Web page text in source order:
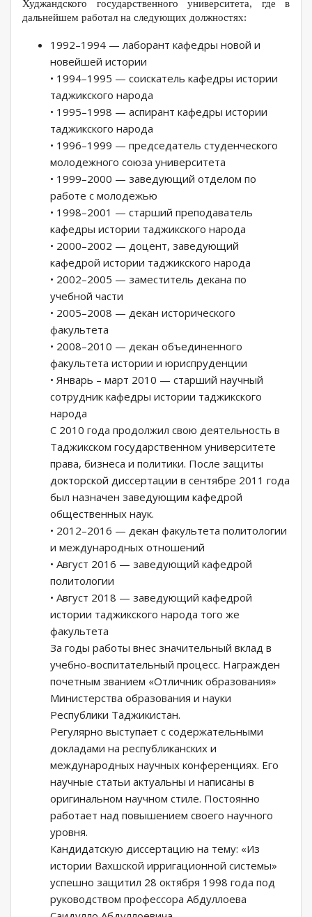
Худжандского государственного университета, где в
дальнейшем работал на следующих должностях:
1992–1994 — лаборант кафедры новой и
новейшей истории
• 1994–1995 — соискатель кафедры истории
таджикского народа
• 1995–1998 — аспирант кафедры истории
таджикского народа
• 1996–1999 — председатель студенческого
молодежного союза университета
• 1999–2000 — заведующий отделом по
работе с молодежью
• 1998–2001 — старший преподаватель
кафедры истории таджикского народа
• 2000–2002 — доцент, заведующий
кафедрой истории таджикского народа
• 2002–2005 — заместитель декана по
учебной части
• 2005–2008 — декан исторического
факультета
• 2008–2010 — декан объединенного
факультета истории и юриспруденции
• Январь – март 2010 — старший научный
сотрудник кафедры истории таджикского
народа
С 2010 года продолжил свою деятельность в
Таджикском государственном университете
права, бизнеса и политики. После защиты
докторской диссертации в сентябре 2011 года
был назначен заведующим кафедрой
общественных наук.
• 2012–2016 — декан факультета политологии
и международных отношений
• Август 2016 — заведующий кафедрой
политологии
• Август 2018 — заведующий кафедрой
истории таджикского народа того же
факультета
За годы работы внес значительный вклад в
учебно-воспитательный процесс. Награжден
почетным званием «Отличник образования»
Министерства образования и науки
Республики Таджикистан.
Регулярно выступает с содержательными
докладами на республиканских и
международных научных конференциях. Его
научные статьи актуальны и написаны в
оригинальном научном стиле. Постоянно
работает над повышением своего научного
уровня.
Кандидатскую диссертацию на тему: «Из
истории Вахшской ирригационной системы»
успешно защитил 28 октября 1998 года под
руководством профессора Абдуллоева